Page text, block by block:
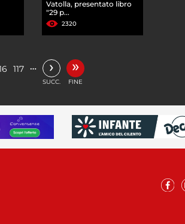
Vatolla, presentato libro
"29 p...
2320
117 … ›
SUCC.
»
FINE